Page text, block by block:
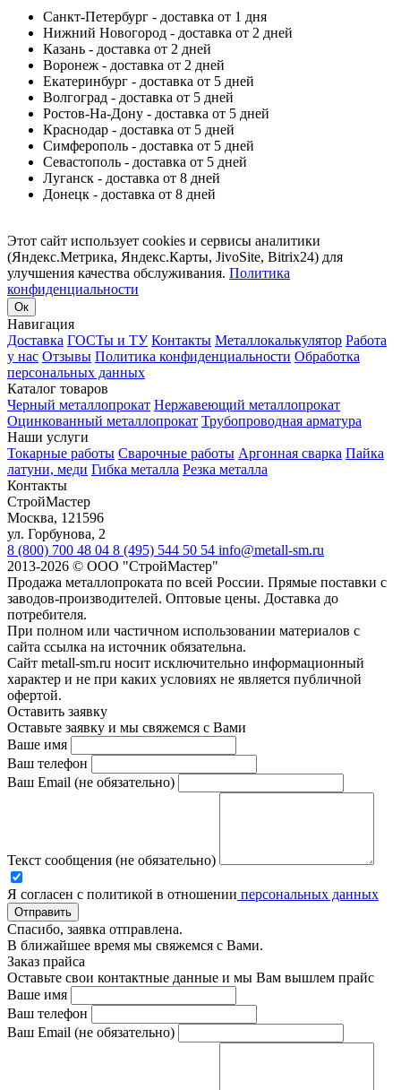
Санкт-Петербург - доставка от 1 дня
Нижний Новогород - доставка от 2 дней
Казань - доставка от 2 дней
Воронеж - доставка от 2 дней
Екатеринбург - доставка от 5 дней
Волгоград - доставка от 5 дней
Ростов-На-Дону - доставка от 5 дней
Краснодар - доставка от 5 дней
Симферополь - доставка от 5 дней
Севастополь - доставка от 5 дней
Луганск - доставка от 8 дней
Донецк - доставка от 8 дней
Этот сайт использует cookies и сервисы аналитики
(Яндекс.Метрика, Яндекс.Карты, JivoSite, Bitrix24) для
улучшения качества обслуживания. Политика
конфиденциальности
Ок
Навигация
Доставка ГОСТы и ТУ Контакты Металлокалькулятор Работа
у нас Отзывы Политика конфиденциальности Обработка
персональных данных
Каталог товаров
Черный металлопрокат Нержавеющий металлопрокат
Оцинкованный металлопрокат Трубопроводная арматура
Наши услуги
Токарные работы Сварочные работы Аргонная сварка Пайка
латуни, меди Гибка металла Резка металла
Контакты
СтройМастер
Москва, 121596
ул. Горбунова, 2
8 (800) 700 48 04 8 (495) 544 50 54 info@metall-sm.ru
2013-2026 © ООО "СтройМастер"
Продажа металлопроката по всей России. Прямые поставки с
заводов-производителей. Оптовые цены. Доставка до
потребителя.
При полном или частичном использовании материалов с
сайта ссылка на источник обязательна.
Сайт metall-sm.ru носит исключительно информационный
характер и не при каких условиях не является публичной
офертой.
Оставить заявку
Оставьте заявку и мы свяжемся с Вами
Ваше имя
Ваш телефон
Ваш Email (не обязательно)
Текст сообщения (не обязательно)
Я согласен с политикой в отношении персональных данных
Отправить
Спасибо, заявка отправлена.
В ближайшее время мы свяжемся с Вами.
Заказ прайса
Оставьте свои контактные данные и мы Вам вышлем прайс
Ваше имя
Ваш телефон
Ваш Email (не обязательно)